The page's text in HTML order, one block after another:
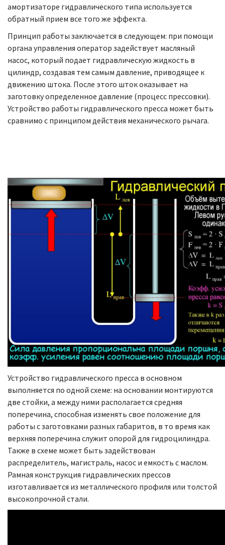
амортизаторе гидравлического типа используется
обратный прием все того же эффекта.
Принцип работы заключается в следующем: при помощи
органа управления оператор задействует масляный
насос, который подает гидравлическую жидкость в
цилиндр, создавая тем самым давление, приводящее к
движению штока. После этого шток оказывает на
заготовку определенное давление (процесс прессовки).
Устройство работы гидравлического пресса может быть
сравнимо с принципом действия механического рычага.
Устройство гидравлического пресса в основном
выполняется по одной схеме: на основании монтируются
две стойки, а между ними располагается средняя
поперечина, способная изменять свое положение для
работы с заготовками разных габаритов, в то время как
верхняя поперечина служит опорой для гидроцилиндра.
Также в схеме может быть задействован
распределитель, магистраль, насос и емкость с маслом.
Рамная конструкция гидравлических прессов
изготавливается из металлического профиля или толстой
высокопрочной стали.